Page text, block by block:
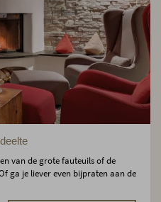
van de grote fauteuils of de
ga je liever even bijpraten aan de